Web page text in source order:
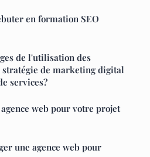
en formation SEO
de l'utilisation des
stratégie de marketing digital
services?
web pour votre projet
une agence web pour